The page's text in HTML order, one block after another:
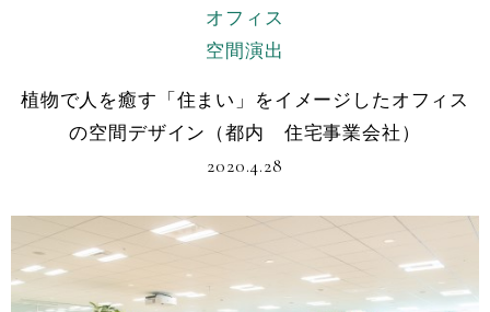
オフィス
空間演出
植物で人を癒す「住まい」をイメージしたオフィス
の空間デザイン（都内 住宅事業会社）
2020.4.28